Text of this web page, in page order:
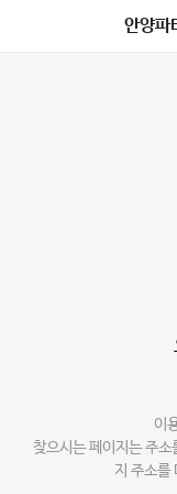
안양파
이
찾으시는 페이지는 주소
지 주소를